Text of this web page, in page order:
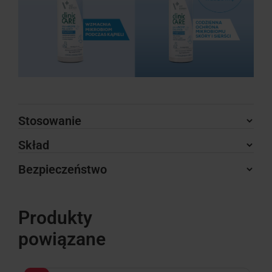
Stosowanie
Skład
Bezpieczeństwo
Produkty
powiązane